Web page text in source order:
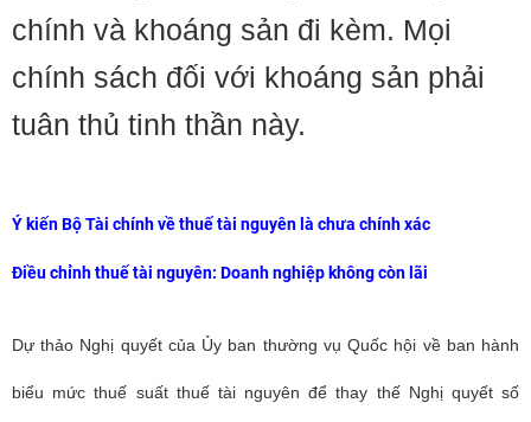
chính và khoáng sản đi kèm. Mọi
chính sách đối với khoáng sản phải
tuân thủ tinh thần này.
Ý kiến Bộ Tài chính về thuế tài nguyên là chưa chính xác
Điều chỉnh thuế tài nguyên: Doanh nghiệp không còn lãi
Dự thảo Nghị quyết của Ủy ban thường vụ Quốc hội về ban hành
biểu mức thuế suất thuế tài nguyên để thay thế Nghị quyết số